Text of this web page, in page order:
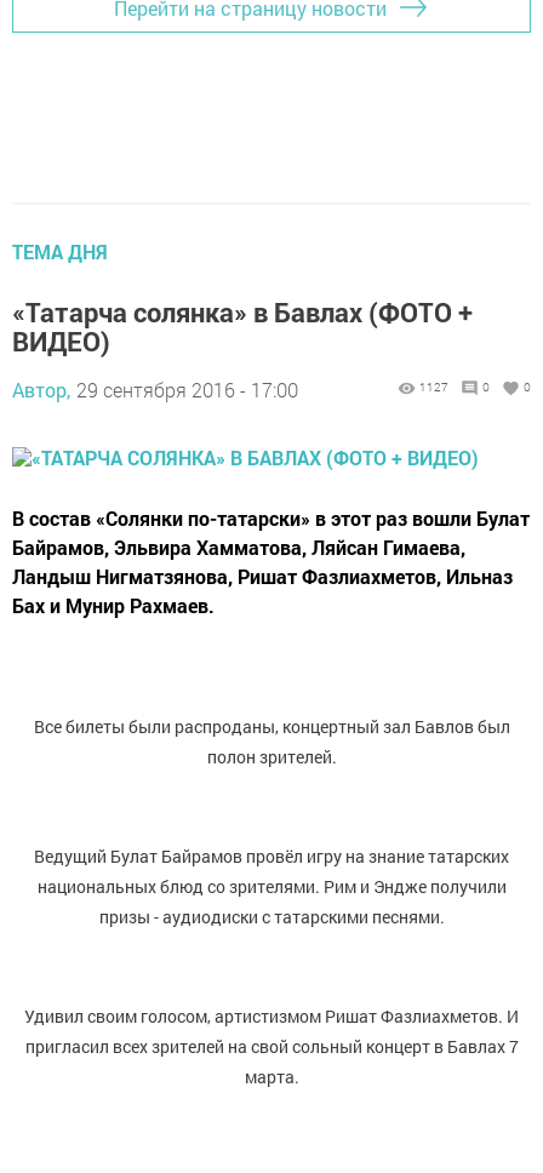
Перейти на страницу новости
ТЕМА ДНЯ
«Татарча солянка» в Бавлах (ФОТО +
ВИДЕО)
Автор, 29 сентября 2016 - 17:00 1127 0 0
В состав «Солянки по-татарски» в этот раз вошли Булат
Байрамов, Эльвира Хамматова, Ляйсан Гимаева,
Ландыш Нигматзянова, Ришат Фазлиахметов, Ильназ
Бах и Мунир Рахмаев.
Все билеты были распроданы, концертный зал Бавлов был
полон зрителей.
Ведущий Булат Байрамов провёл игру на знание татарских
национальных блюд со зрителями. Рим и Эндже получили
призы - аудиодиски с татарскими песнями.
Удивил своим голосом, артистизмом Ришат Фазлиахметов. И
пригласил всех зрителей на свой сольный концерт в Бавлах 7
марта.